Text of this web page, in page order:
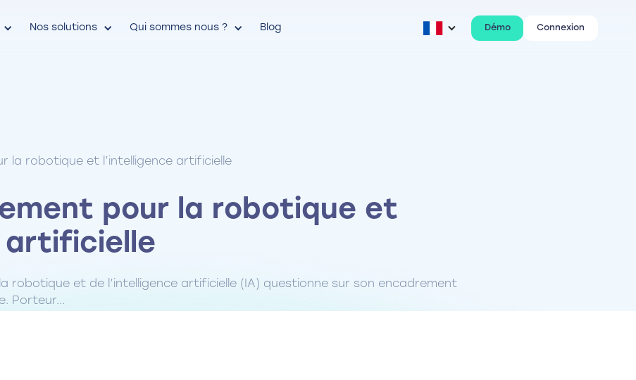
Nos solutions Qui sommes nous ? Blog Démo Connexion
la robotique et l’intelligence artificielle
pour la robotique et
artificielle
robotique et de l’intelligence artificielle (IA) questionne sur son encadrement
Porteur...